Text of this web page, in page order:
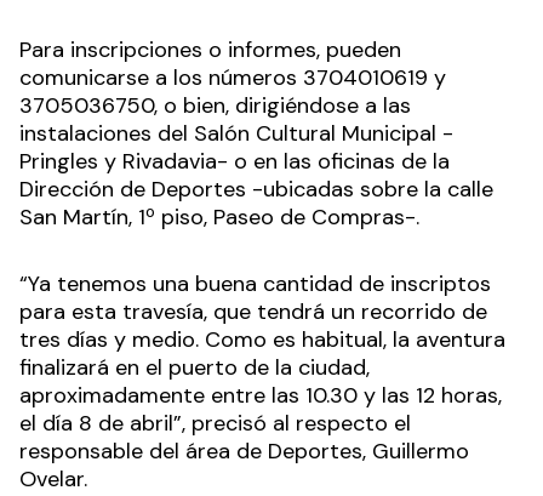
Para inscripciones o informes, pueden
comunicarse a los números 3704010619 y
3705036750, o bien, dirigiéndose a las
instalaciones del Salón Cultural Municipal -
Pringles y Rivadavia- o en las oficinas de la
Dirección de Deportes -ubicadas sobre la calle
San Martín, 1º piso, Paseo de Compras-.
“Ya tenemos una buena cantidad de inscriptos
para esta travesía, que tendrá un recorrido de
tres días y medio. Como es habitual, la aventura
finalizará en el puerto de la ciudad,
aproximadamente entre las 10.30 y las 12 horas,
el día 8 de abril”, precisó al respecto el
responsable del área de Deportes, Guillermo
Ovelar.